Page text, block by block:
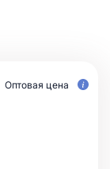
Оптовая цена